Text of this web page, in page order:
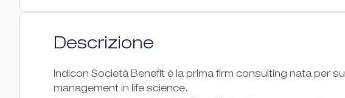
Descrizione
Indicon Società Benefit è la prima firm consulting nata per
management in life science.